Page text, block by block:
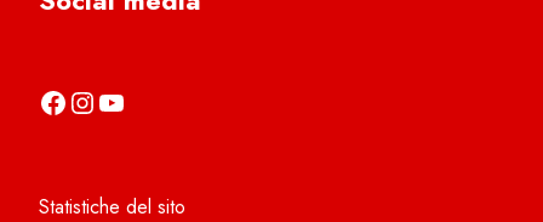
https://it-it.facebook.com/asdcamerinocalcio https://www.instagram.com/camerinocalcio/ https://www.youtube.com/channel/UCl4n2co-g2dZSKsLZ-lZy9g
Statistiche del sito